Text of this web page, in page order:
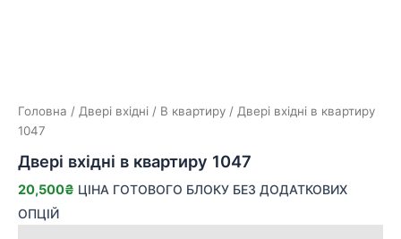
Головна / Двері вхідні / В квартиру / Двері вхідні в квартиру
1047
Двері вхідні в квартиру 1047
20,500₴ ЦІНА ГОТОВОГО БЛОКУ БЕЗ ДОДАТКОВИХ
ОПЦІЙ